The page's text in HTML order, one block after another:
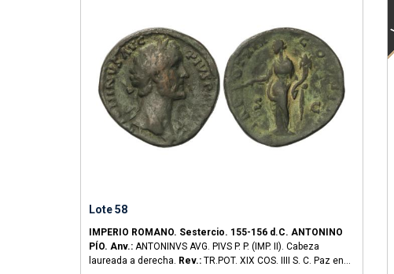
Lote 58
IMPERIO ROMANO. Sestercio. 155-156 d.C. ANTONINO
PÍO. Anv.: ANTONINVS AVG. PIVS P. P. (IMP. II). Cabeza
laureada a derecha. Rev.: TR.POT. XIX COS. IIII S. C. Paz en